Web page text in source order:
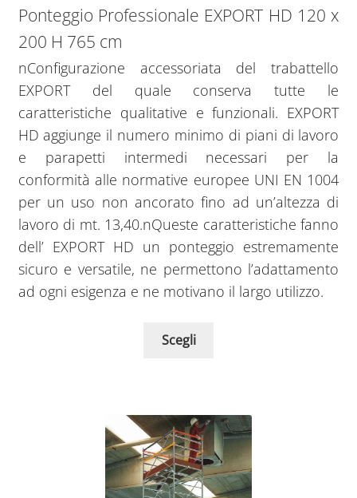
Ponteggio Professionale EXPORT HD 120 x
200 H 765 cm
nConfigurazione accessoriata del trabattello
EXPORT del quale conserva tutte le
caratteristiche qualitative e funzionali. EXPORT
HD aggiunge il numero minimo di piani di lavoro
e parapetti intermedi necessari per la
conformità alle normative europee UNI EN 1004
per un uso non ancorato fino ad un’altezza di
lavoro di mt. 13,40.nQueste caratteristiche fanno
dell’ EXPORT HD un ponteggio estremamente
sicuro e versatile, ne permettono l’adattamento
ad ogni esigenza e ne motivano il largo utilizzo.
Scegli